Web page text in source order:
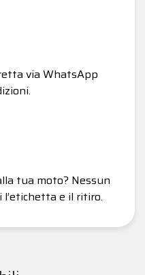
via WhatsApp
tua moto? Nessun
e il ritiro.